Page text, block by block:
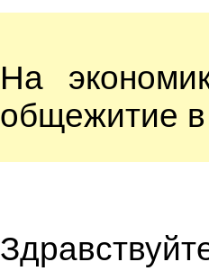
На
общежитие в